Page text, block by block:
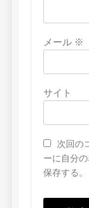
メール ※
サイト
次回の
ーに自分
保存する。